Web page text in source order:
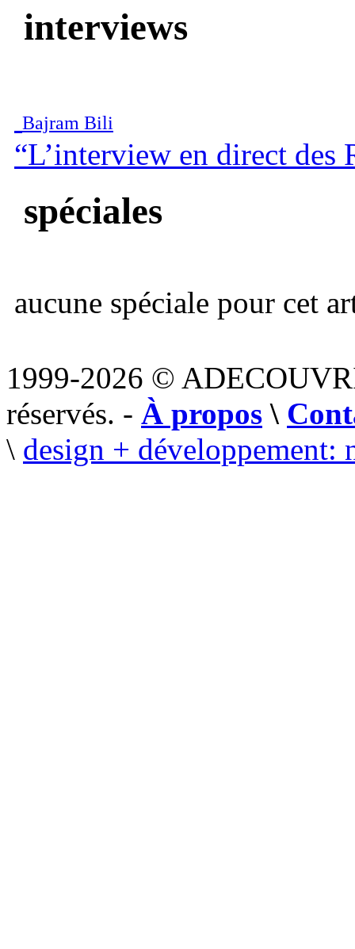
interviews
Bajram Bili
“L’interview en direct des
spéciales
aucune spéciale pour cet
1999-2026 ©
réservés. - À propos \
\ design + développement: